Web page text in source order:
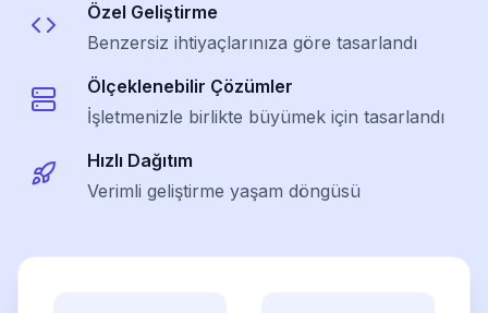
Özel Geliştirme
Benzersiz ihtiyaçlarınıza göre tasarlandı
Ölçeklenebilir Çözümler
İşletmenizle birlikte büyümek için tasarlandı
Hızlı Dağıtım
Verimli geliştirme yaşam döngüsü